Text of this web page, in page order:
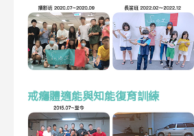
戒癮體適能與知能復育訓練